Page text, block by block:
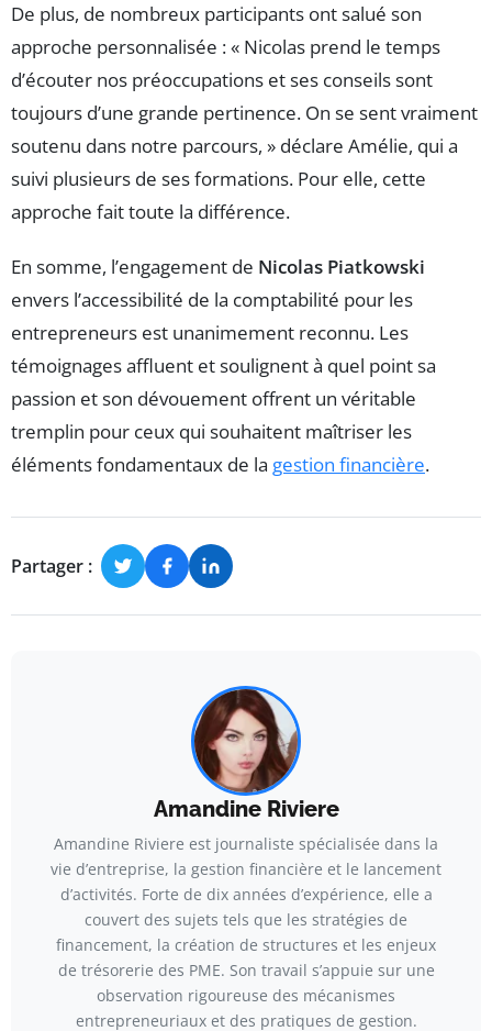
De plus, de nombreux participants ont salué son
approche personnalisée : « Nicolas prend le temps
d’écouter nos préoccupations et ses conseils sont
toujours d’une grande pertinence. On se sent vraiment
soutenu dans notre parcours, » déclare Amélie, qui a
suivi plusieurs de ses formations. Pour elle, cette
approche fait toute la différence.
En somme, l’engagement de Nicolas Piatkowski
envers l’accessibilité de la comptabilité pour les
entrepreneurs est unanimement reconnu. Les
témoignages affluent et soulignent à quel point sa
passion et son dévouement offrent un véritable
tremplin pour ceux qui souhaitent maîtriser les
éléments fondamentaux de la gestion financière.
Partager :
Amandine Riviere
Amandine Riviere est journaliste spécialisée dans la
vie d’entreprise, la gestion financière et le lancement
d’activités. Forte de dix années d’expérience, elle a
couvert des sujets tels que les stratégies de
financement, la création de structures et les enjeux
de trésorerie des PME. Son travail s’appuie sur une
observation rigoureuse des mécanismes
entrepreneuriaux et des pratiques de gestion.